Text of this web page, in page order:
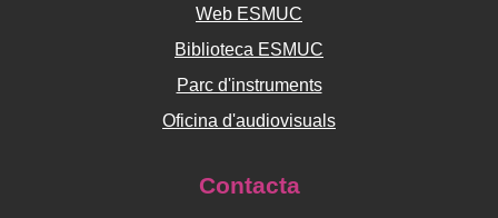
Web ESMUC
Biblioteca ESMUC
Parc d'instruments
Oficina d'audiovisuals
Contacta